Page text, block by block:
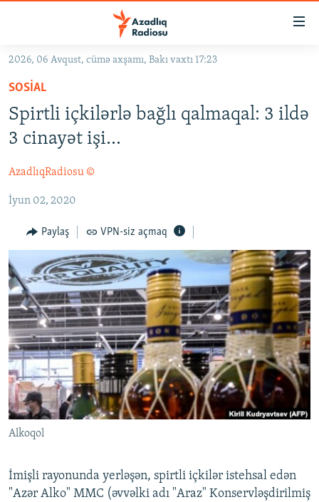
Əsas
qayıt
Əsas
naviqasiyaya
qayıt
Axtarışa
GÜNDƏM
#İZAHLA
KORRUPSIOMETR
#ƏSLINDƏ
FƏRQƏ BAX
QANUNI DOĞRU
ARAŞDIRMA
MULTIMEDIA
VIDEO
FOTOQALEREYA
İNFOQRAFIKA
KARIKATURA
RADIO ARXIV
OXU ZALI
AZƏRBAYCAN ƏDƏBIYYATI KITABXANASI
İSLAM VƏ DEMOKRATIYA
İZ - MƏDƏNIYYƏT PROQRAMI
HAQQIMIZDA
MISSIYAMIZ
PEŞƏ ETIKASI VƏ JURNALISTIKA STANDARTLARIMIZ
MATERIALLARIMIZDAN ISTIFADƏ
AZADLIQRADIOSU MOBIL TELEFONUNUZDA
BIZIMLƏ ƏLAQƏ
BIZI IZLƏ
RFE/RL-in bütün saytları
2026, 06 Avqust, cümə axşamı, Bakı vaxtı 17:23
SOSIAL
Spirtli içkilərlə bağlı qalmaqal: 3 ildə
3 cinayət işi...
AzadlıqRadiosu ©
İyun 02, 2020
Paylaş VPN-siz açmaq
Alkoqol
İmişli rayonunda yerləşən, spirtli içkilər istehsal edən
"Azər Alko" MMC (əvvəlki adı "Araz" Konservləşdirilmiş